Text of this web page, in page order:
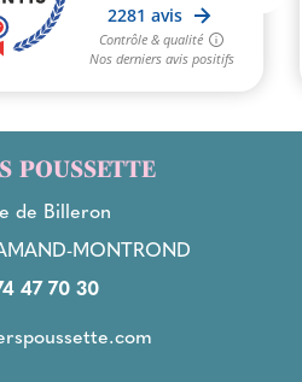
POUSSETTE
de Billeron
MONTROND
47 70 30